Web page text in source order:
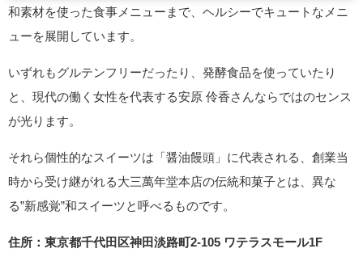
和素材を使った食事メニューまで、ヘルシーでキュートなメニ
ューを展開しています。
いずれもグルテンフリーだったり、発酵食品を使っていたり
と、現代の働く女性を代表する安原 伶香さんならではのセンス
が光ります。
それら個性的なスイーツは「醤油饅頭」に代表される、創業当
時から受け継がれる大三萬年堂本店の伝統和菓子とは、異な
る”新感覚”和スイーツと呼べるものです。
住所：東京都千代田区神田淡路町2-105 ワテラスモール1F